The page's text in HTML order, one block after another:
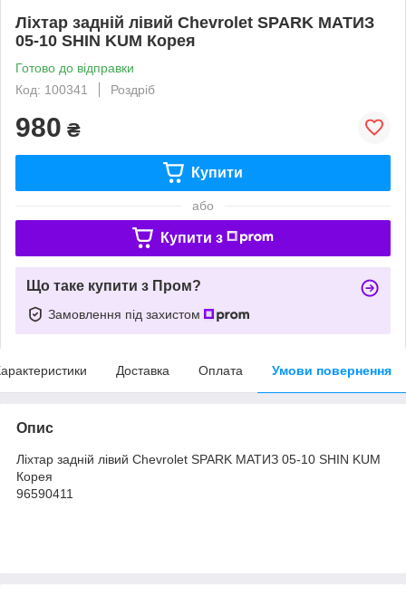
Ліхтар задній лівий Chevrolet SPARK МАТИЗ
05-10 SHIN KUM Корея
Готово до відправки
Код: 100341
Роздріб
980 ₴
Купити
або
Купити з
Що таке купити з Пром?
Замовлення під захистом
Доставка Оплата Умови повернення
Опис
Ліхтар задній лівий Chevrolet SPARK МАТИЗ 05-10 SHIN KUM
Корея
96590411